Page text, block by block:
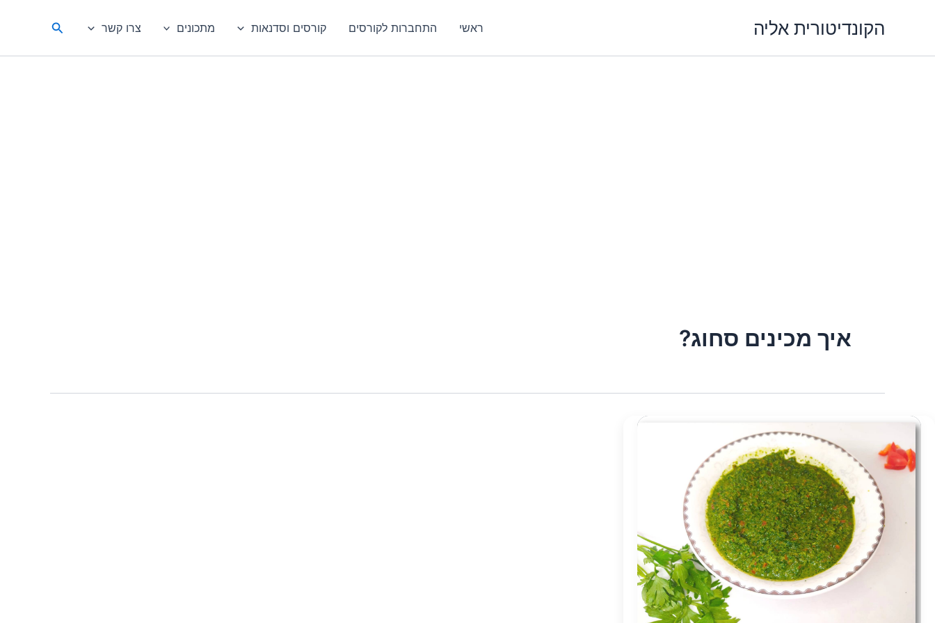
הקונדיטורית אליה ראשי התחברות לקורסים קורסים וסדנאות מתכונים צרו קשר חיפוש
איך מכינים סחוג?